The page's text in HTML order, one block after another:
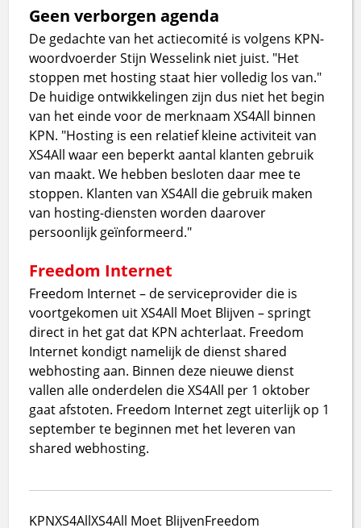
Geen verborgen agenda
De gedachte van het actiecomité is volgens KPN-
woordvoerder Stijn Wesselink niet juist. "Het
stoppen met hosting staat hier volledig los van."
De huidige ontwikkelingen zijn dus niet het begin
van het einde voor de merknaam XS4All binnen
KPN. "Hosting is een relatief kleine activiteit van
XS4All waar een beperkt aantal klanten gebruik
van maakt. We hebben besloten daar mee te
stoppen. Klanten van XS4All die gebruik maken
van hosting-diensten worden daarover
persoonlijk geïnformeerd."
Freedom Internet
Freedom Internet – de serviceprovider die is
voortgekomen uit XS4All Moet Blijven – springt
direct in het gat dat KPN achterlaat. Freedom
Internet kondigt namelijk de dienst shared
webhosting aan. Binnen deze nieuwe dienst
vallen alle onderdelen die XS4All per 1 oktober
gaat afstoten. Freedom Internet zegt uiterlijk op 1
september te beginnen met het leveren van
shared webhosting.
KPNXS4AllXS4All Moet BlijvenFreedom